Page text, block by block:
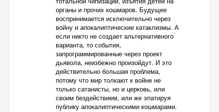
органы и прочих кошмаров. Будущее
воспринимается исключительно через
войну и апокалиптические катаклизмы. А
если никто не создает альтернативного
варианта, то события,
запрограммированные через проект
дьявола, неизбежно произойдут. И это
действительно большая проблема,
потому что мир толкают к войне не
только сатанисты, но и церковь, или
своим бездействием, или же эпатируя
публику апокалиптическими кошмарами.